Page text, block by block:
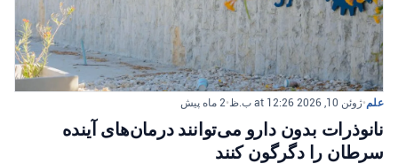
علم•ژوئن 10, 2026 at 12:26 ب.ظ •2 ماه پیش
نانوذرات بدون دارو می‌توانند درمان‌های آینده
سرطان را دگرگون کنند